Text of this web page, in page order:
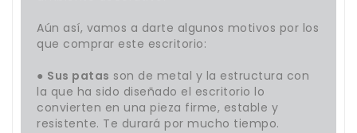
Aún así, vamos a darte algunos motivos por los
que comprar este escritorio:
● Sus patas son de metal y la estructura con
la que ha sido diseñado el escritorio lo
convierten en una pieza firme, estable y
resistente. Te durará por mucho tiempo.